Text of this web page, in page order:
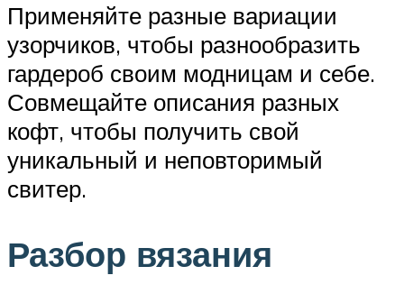
Применяйте разные вариации
узорчиков, чтобы разнообразить
гардероб своим модницам и себе.
Совмещайте описания разных
кофт, чтобы получить свой
уникальный и неповторимый
свитер.
Разбор вязания